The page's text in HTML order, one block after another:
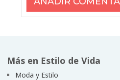
Más en Estilo de Vida
Moda y Estilo